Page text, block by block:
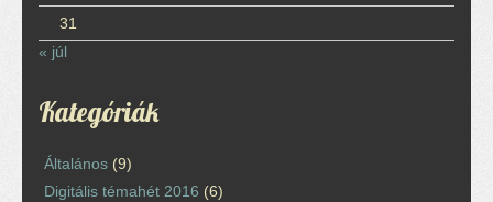
31
« júl
Kategóriák
Általános (9)
Digitális témahét 2016 (6)